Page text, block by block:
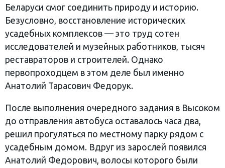
Беларуси смог соединить природу и историю.
Безусловно, восстановление исторических
усадебных комплексов — это труд сотен
исследователей и музейных работников, тысяч
реставраторов и строителей. Однако
первопроходцем в этом деле был именно
Анатолий Тарасович Федорук.
После выполнения очередного задания в Высоком
до отправления автобуса оставалось часа два,
решил прогуляться по местному парку рядом с
усадебным домом. Вдруг из зарослей появился
Анатолий Федорович, волосы которого были